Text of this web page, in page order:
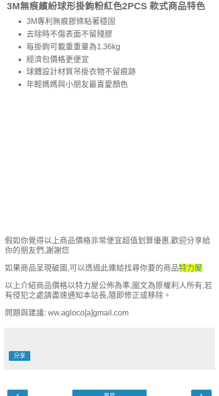
3M無痕繽紛球形掛鉤粉紅色2PCS 款式商品特色
3M專利無痕膠條粘著穩固
去除時不傷表面不留殘膠
每掛鉤可載重重量為1.36kg
經濟包價格更便宜
球體設計材質吊掛衣物不留痕跡
年輕媽媽與小朋友最喜愛顏色
假如你覺得以上商品價格非常便宜超值划算優惠,歡迎分享給
你的朋友們,謝謝您
如果商品呈現破圖,可以透過此連結找尋你要的商品特力屋
以上介紹商品價格以特力屋公佈為準,圖文為原權利人所有,若
有侵犯之處請盡速通知本站長,隨即修正或移除。
問題與建議: ww.agloco[a]gmail.com
分享